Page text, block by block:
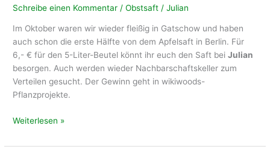
Schreibe einen Kommentar /Obstsaft /Julian
Im Oktober waren wir wieder fleißig in Gatschow und haben
auch schon die erste Hälfte von dem Apfelsaft in Berlin. Für
6,- € für den 5-Liter-Beutel könnt ihr euch den Saft beiJulian
besorgen. Auch werden wieder Nachbarschaftskeller zum
Verteilen gesucht. Der Gewinn geht in wikiwoods-
Pflanzprojekte.
Es
wieder
Weiterlesen »